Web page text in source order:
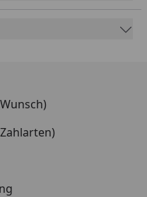
zu den
und